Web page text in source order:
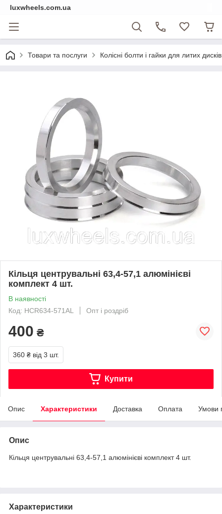
luxwheels.com.ua
Товари та послуги Колісні болти і гайки для литих
Кільця центрувальні 63,4-57,1 алюмінієві
комплект 4 шт.
В наявності
Код: HCR634-571AL
Опт і роздріб
400 ₴
360 ₴ від 3 шт.
Купити
Опис Характеристики Доставка Оплата Умови
Опис
Кільця центрувальні 63,4-57,1 алюмінієві комплект 4 шт.
Характеристики